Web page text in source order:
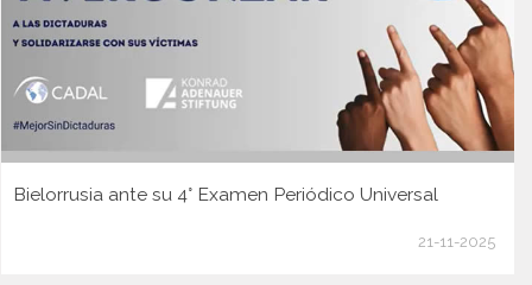
Bielorrusia ante su 4° Examen Periódico Universal
21-11-2025